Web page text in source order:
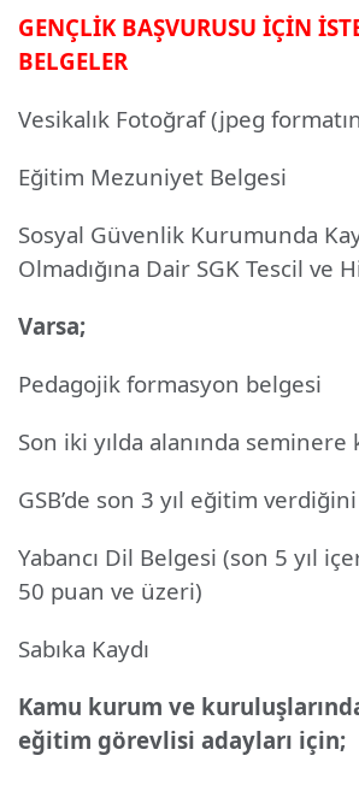
GENÇLİK BAŞVURUSU İÇİN
BELGELER
Vesikalık Fotoğraf (jpeg
Eğitim Mezuniyet Belgesi
Sosyal Güvenlik Kurumunda
Olmadığına Dair SGK Tescil ve
Varsa;
Pedagojik formasyon belgesi
Son iki yılda alanında seminere
GSB’de son 3 yıl eğitim
Yabancı Dil Belgesi (son 5 yıl
50 puan ve üzeri)
Sabıka Kaydı
Kamu kurum ve
eğitim görevlisi adayları için;